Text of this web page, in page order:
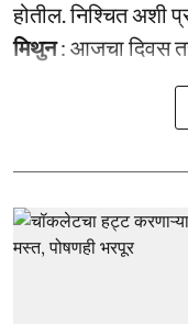
होतील. निश्चित अशी
मिथुन: आजचा दिवस